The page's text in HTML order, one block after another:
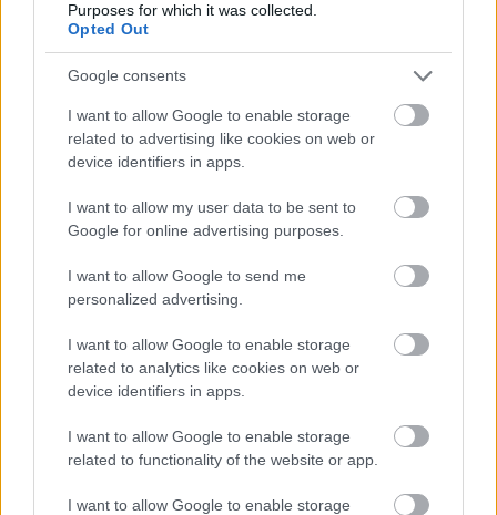
Purposes for which it was collected.
Opted Out
Google consents
I want to allow Google to enable storage
related to advertising like cookies on web or
device identifiers in apps.
I want to allow my user data to be sent to
Google for online advertising purposes.
I want to allow Google to send me
personalized advertising.
I want to allow Google to enable storage
related to analytics like cookies on web or
device identifiers in apps.
I want to allow Google to enable storage
related to functionality of the website or app.
I want to allow Google to enable storage
Aston Martinnal kevésbé vehetett részt
pozícióharcban –, a leintés után idén már nem
először beszélt arról, hogy az autóversenyzés
elemi részeit ölték ki idén az F1-ből az új
szabályok.
„Láttam részleteket a versenyből és a sprintből,
feltöltött akkumulátorral. Semmilyen versenyzői
megelőzzük az előttünk lévő autót. Senkit nem
kell kifékezni, nem kell a külső íven előzni, nem
kell semmiféle kockázatot vállalni. Csak
megnyomunk egy gombot, és ha jobb
erőforrásunk van, akkor előzni fogunk” – idézi a